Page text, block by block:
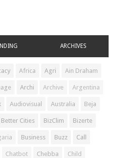
ARCHIVES
Africa Agri Ain Draham
Archi Archive Argentina
Audiovisual Australia Beja
Better Cities BizClim Bizerte
Business Buzz Call
Chatbot Chebba Child